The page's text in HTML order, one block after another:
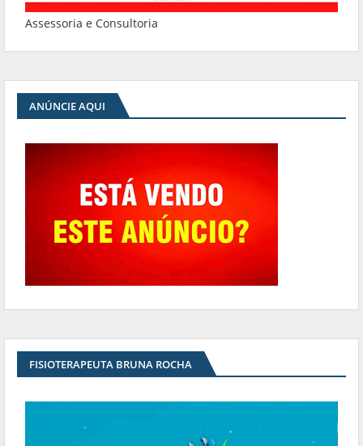
Assessoria e Consultoria
ANÚNCIE AQUI
FISIOTERAPEUTA BRUNA ROCHA